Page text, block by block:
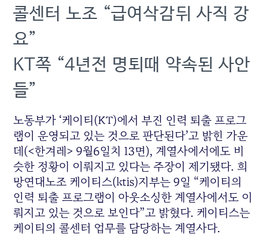
콜센터 노조 “급여삭감뒤 사직 강
요”
KT쪽 “4년전 명퇴때 약속된 사안
들”
노동부가 ‘케이티(KT)에서 부진 인력 퇴출 프로그
램이 운영되고 있는 것으로 판단된다’고 밝힌 가운
데(<한겨레> 9월6일치 13면), 계열사에서에도 비
슷한 정황이 이뤄지고 있다는 주장이 제기됐다. 희
망연대노조 케이티스(ktis)지부는 9일 “케이티의
인력 퇴출 프로그램이 아웃소싱한 계열사에서도 이
뤄지고 있는 것으로 보인다”고 밝혔다. 케이티스는
케이티의 콜센터 업무를 담당하는 계열사다.